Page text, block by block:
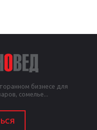
бизнесе для
сомелье...